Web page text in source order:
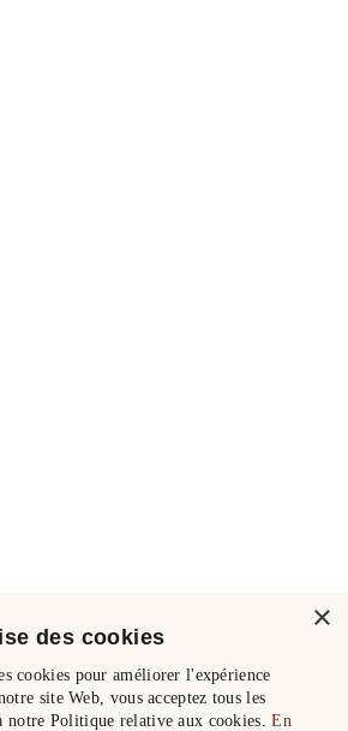
×
des cookies
cookies pour améliorer l'expérience
site Web, vous acceptez tous les
notre Politique relative aux cookies.En